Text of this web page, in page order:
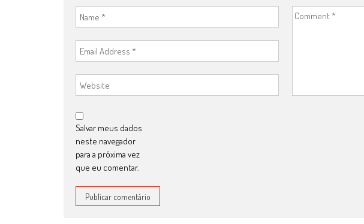
Salvar meus dados
neste navegador
para a próxima vez
que eu comentar.